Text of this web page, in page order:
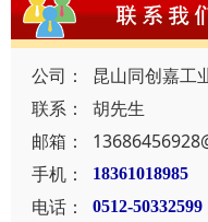
公司：
昆山同创嘉工
联系：
胡先生
邮箱：
手机：
18361018985
电话：
0512-50332599